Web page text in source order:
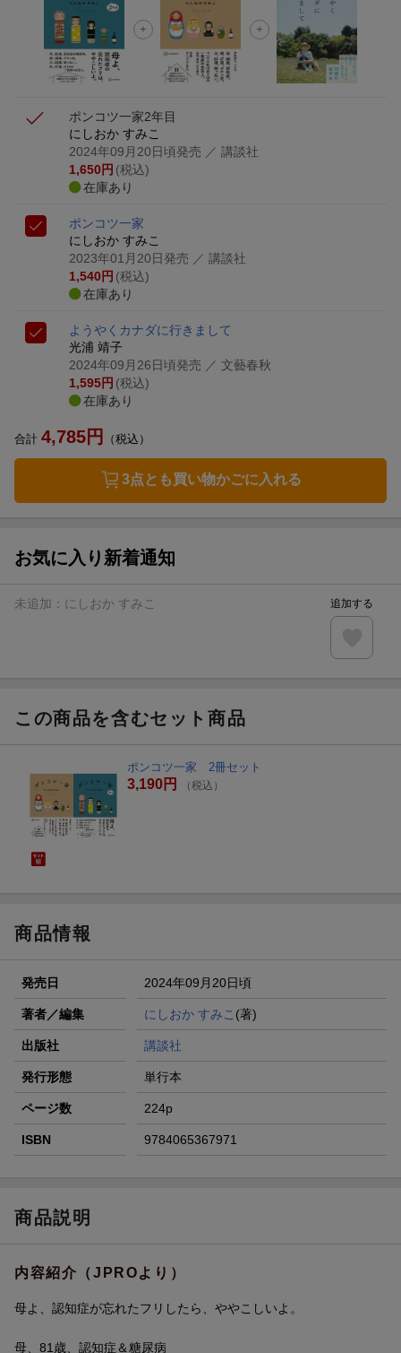
ラン）が当たる！
楽天モバイル紹介キャンペーンの拡散で300円OFFクーポン
進呈
ポンコツ一家2年目
にしおか すみこ
2024年09月20日頃発売 ／ 講談社
1,650円 (税込)
在庫あり
ポンコツ一家
にしおか すみこ
2023年01月20日発売 ／ 講談社
1,540円 (税込)
在庫あり
ようやくカナダに行きまして
光浦 靖子
2024年09月26日頃発売 ／ 文藝春秋
1,595円 (税込)
在庫あり
合計 4,785円 （税込）
3点とも買い物かごに入れる
お気に入り新着通知
未追加： にしおか すみこ 追加する
この商品を含むセット商品
ポンコツ一家 2冊セット
3,190円 （税込）
商品情報
発売日 2024年09月20日頃
著者／編集 にしおか すみこ (著)
出版社 講談社
発行形態 単行本
ページ数 224p
ISBN 9784065367971
商品説明
内容紹介（JPROより）
母よ、認知症が忘れたフリしたら、ややこしいよ。
母、81歳、認知症＆糖尿病